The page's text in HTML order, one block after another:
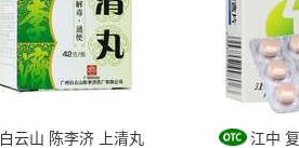
白云山 陈李济 上清丸
江中